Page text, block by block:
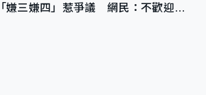
「嫌三嫌四」惹爭議 網民：不歡迎劣